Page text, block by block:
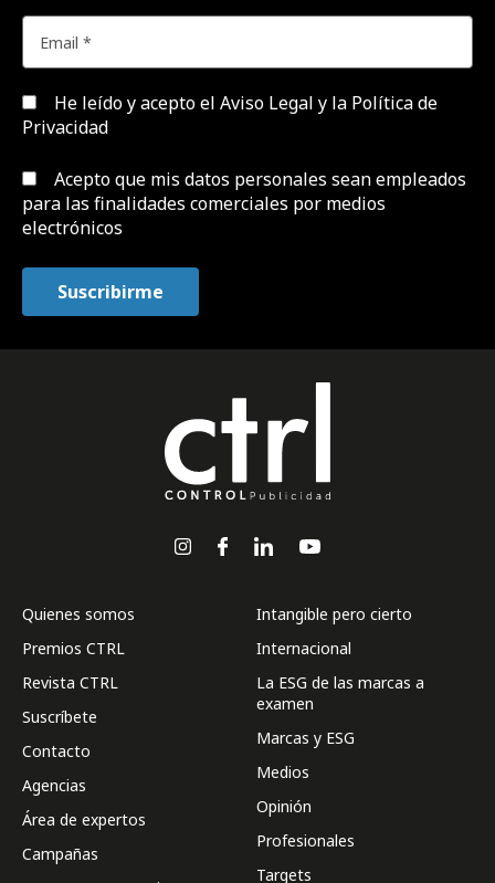
He leído y acepto el Aviso Legal y la Política de
Privacidad
Acepto que mis datos personales sean empleados
para las finalidades comerciales por medios
electrónicos
Quienes somos
Premios CTRL
Revista CTRL
Suscríbete
Contacto
Agencias
Área de expertos
Campañas
Intangible pero cierto
Internacional
La ESG de las marcas a
examen
Marcas y ESG
Medios
Opinión
Profesionales
Targets